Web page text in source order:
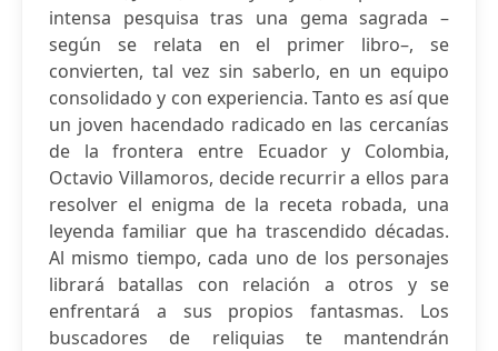
intensa pesquisa tras una gema sagrada –
según se relata en el primer libro–, se
convierten, tal vez sin saberlo, en un equipo
consolidado y con experiencia. Tanto es así que
un joven hacendado radicado en las cercanías
de la frontera entre Ecuador y Colombia,
Octavio Villamoros, decide recurrir a ellos para
resolver el enigma de la receta robada, una
leyenda familiar que ha trascendido décadas.
Al mismo tiempo, cada uno de los personajes
librará batallas con relación a otros y se
enfrentará a sus propios fantasmas. Los
buscadores de reliquias te mantendrán